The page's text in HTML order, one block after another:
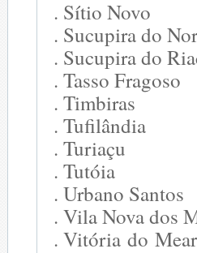
. Sítio Novo
. Sucupira do
. Sucupira do
. Tasso Fragoso
. Timbiras
. Tufilândia
. Turiaçu
. Tutóia
. Urbano Santos
. Vila Nova dos
. Vitória do